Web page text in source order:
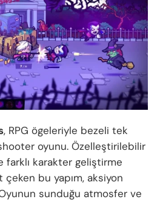
, RPG ögeleriyle bezeli tek
oyunu. Özelleştirilebilir
farklı karakter geliştirme
bu yapım, aksiyon
sunduğu atmosfer ve